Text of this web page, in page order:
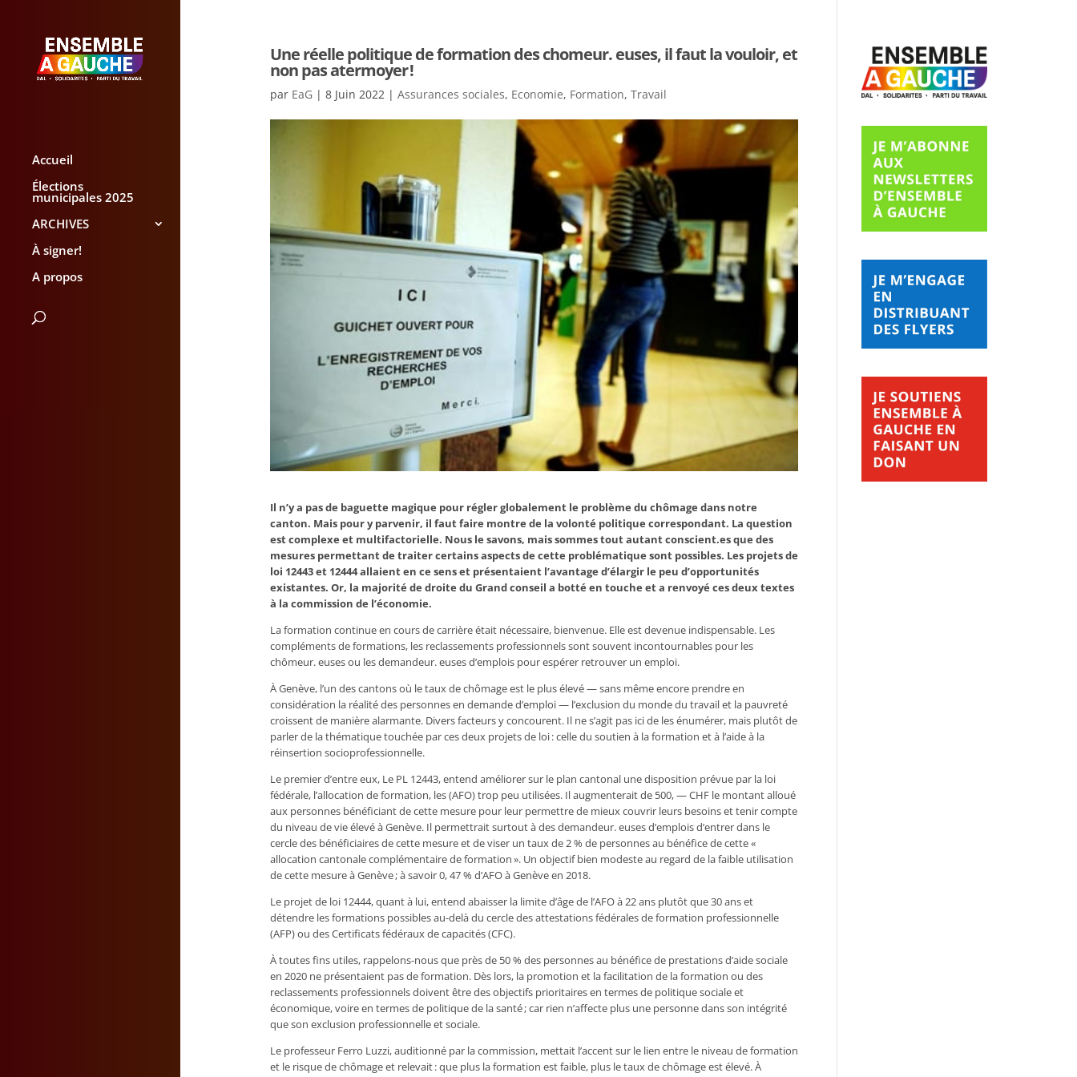
Accueil
Élections
municipales 2025
ARCHIVES
À signer!
A propos
Une réelle politique de formation des chomeur. euses, il faut la vouloir, et
non pas atermoyer !
par EaG | 8 Juin 2022| Assurances sociales, Economie, Formation, Travail
Il n’y a pas de baguette magique pour régler globalement le problème du chômage dans notre
canton. Mais pour y parvenir, il faut faire montre de la volonté politique correspondant. La question
est complexe et multifactorielle. Nous le savons, mais sommes tout autant conscient.es que des
mesures permettant de traiter certains aspects de cette problématique sont possibles. Les projets de
loi 12443 et 12444 allaient en ce sens et présentaient l’avantage d’élargir le peu d’opportunités
existantes. Or, la majorité de droite du Grand conseil a botté en touche et a renvoyé ces deux textes
à la commission de l’économie.
La formation continue en cours de carrière était nécessaire, bienvenue. Elle est devenue indispensable. Les
compléments de formations, les reclassements professionnels sont souvent incontournables pour les
chômeur. euses ou les demandeur. euses d’emplois pour espérer retrouver un emploi.
À Genève, l’un des cantons où le taux de chômage est le plus élevé — sans même encore prendre en
considération la réalité des personnes en demande d’emploi — l’exclusion du monde du travail et la pauvreté
croissent de manière alarmante. Divers facteurs y concourent. Il ne s’agit pas ici de les énumérer, mais plutôt de
parler de la thématique touchée par ces deux projets de loi : celle du soutien à la formation et à l’aide à la
réinsertion socioprofessionnelle.
Le premier d’entre eux, Le PL 12443, entend améliorer sur le plan cantonal une disposition prévue par la loi
fédérale, l’allocation de formation, les (AFO) trop peu utilisées. Il augmenterait de 500, — CHF le montant alloué
aux personnes bénéficiant de cette mesure pour leur permettre de mieux couvrir leurs besoins et tenir compte
du niveau de vie élevé à Genève. Il permettrait surtout à des demandeur. euses d’emplois d’entrer dans le
cercle des bénéficiaires de cette mesure et de viser un taux de 2 % de personnes au bénéfice de cette «
allocation cantonale complémentaire de formation ». Un objectif bien modeste au regard de la faible utilisation
de cette mesure à Genève ; à savoir 0, 47 % d’AFO à Genève en 2018.
Le projet de loi 12444, quant à lui, entend abaisser la limite d’âge de l’AFO à 22 ans plutôt que 30 ans et
détendre les formations possibles au-delà du cercle des attestations fédérales de formation professionnelle
(AFP) ou des Certificats fédéraux de capacités (CFC).
À toutes fins utiles, rappelons-nous que près de 50 % des personnes au bénéfice de prestations d’aide sociale
en 2020 ne présentaient pas de formation. Dès lors, la promotion et la facilitation de la formation ou des
reclassements professionnels doivent être des objectifs prioritaires en termes de politique sociale et
économique, voire en termes de politique de la santé ; car rien n’affecte plus une personne dans son intégrité
que son exclusion professionnelle et sociale.
Le professeur Ferro Luzzi, auditionné par la commission, mettait l’accent sur le lien entre le niveau de formation
et le risque de chômage et relevait : que plus la formation est faible, plus le taux de chômage est élevé. À